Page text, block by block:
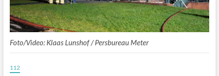
Foto/Video: Klaas Lunshof / Persbureau Meter
112